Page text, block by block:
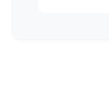
natural